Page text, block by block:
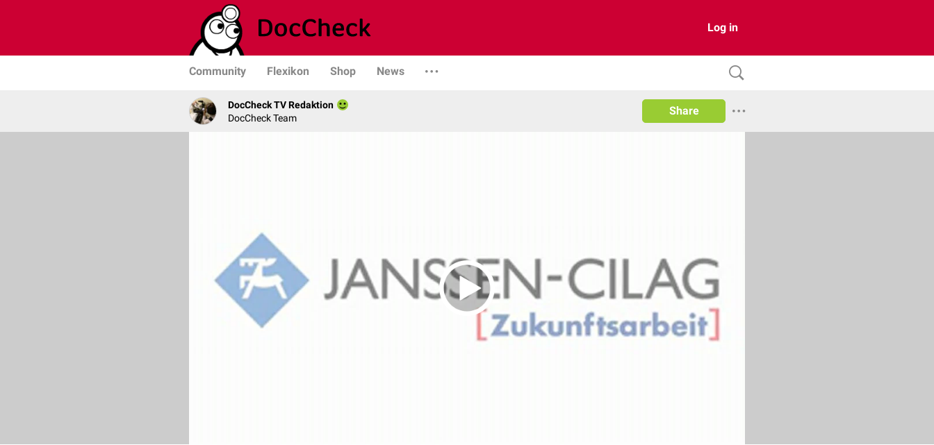
Log in
Community Flexikon Shop News
DocCheck TV Redaktion
DocCheck Team
Share